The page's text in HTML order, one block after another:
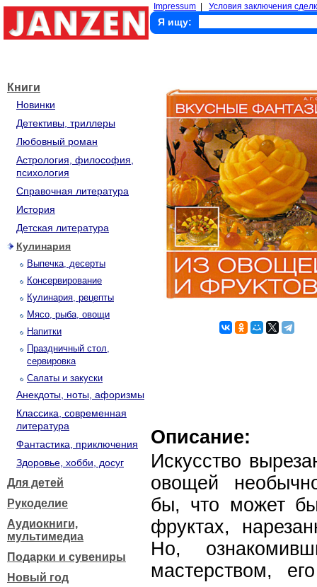
Impressum Условия заключения
Я ищу:
Книги
Новинки
Детективы, триллеры
Любовный роман
Астрология, философия,
психология
Справочная литература
История
Детская литература
Кулинария
Выпечка, десерты
Консервирование
Кулинария, рецепты
Мясо, рыба, овощи
Напитки
Праздничный стол,
сервировка
Салаты и закуски
Анекдоты, ноты, афоризмы
Классика, современная
литература
Фантастика, приключения
Здоровье, хобби, досуг
Для детей
Рукоделие
Аудиокниги,
мультимедиа
Подарки и сувениры
Новый год
Описание:
Искусство
овощей
бы, что может
фруктах,
Но,
мастерством,